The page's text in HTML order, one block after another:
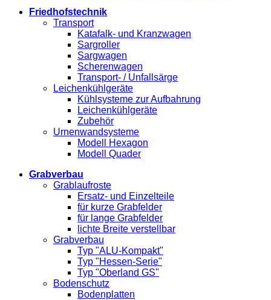
Friedhofstechnik
Transport
Katafalk- und Kranzwagen
Sargroller
Sargwagen
Scherenwagen
Transport- / Unfallsärge
Leichenkühlgeräte
Kühlsysteme zur Aufbahrung
Leichenkühlgeräte
Zubehör
Urnenwandsysteme
Modell Hexagon
Modell Quader
Grabverbau
Grablaufroste
Ersatz- und Einzelteile
für kurze Grabfelder
für lange Grabfelder
lichte Breite verstellbar
Grabverbau
Typ "ALU-Kompakt"
Typ "Hessen-Serie"
Typ "Oberland GS"
Bodenschutz
Bodenplatten